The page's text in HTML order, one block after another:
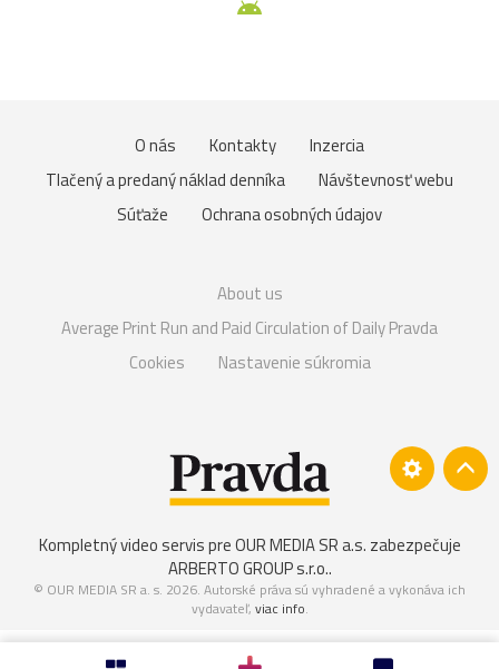
O nás Kontakty
Inzercia
Tlačený a predaný náklad denníka
Návštevnosť webu
Súťaže
Ochrana osobných údajov
About us
Average Print Run and Paid Circulation of Daily Pravda
Cookies
Nastavenie súkromia
Kompletný video servis pre OUR MEDIA SR a.s. zabezpečuje
ARBERTO GROUP s.r.o..
© OUR MEDIA SR a. s. 2026. Autorské práva sú vyhradené a vykonáva ich
vydavateľ, viac info.